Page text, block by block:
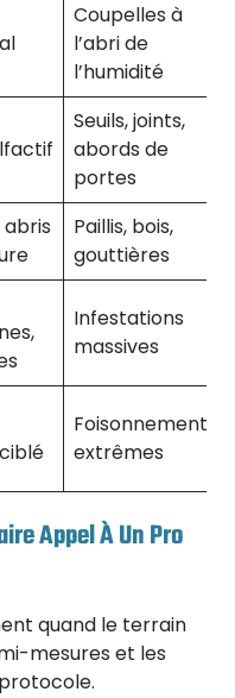
Coupelles à
l’abri de
l’humidité
Seuils, joints,
abords de
portes
Paillis, bois,
gouttières
Infestations
massives
Foisonnements
extrêmes
Appel À Un Pro
quand le terrain
mesures et les